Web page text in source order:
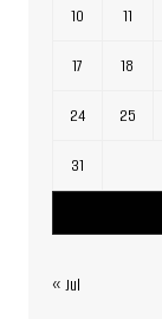
10 11
17 18
24 25
31
« Jul